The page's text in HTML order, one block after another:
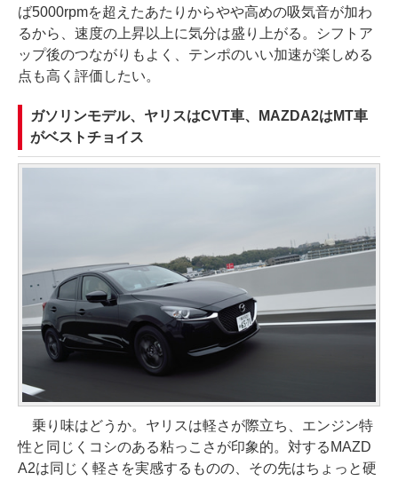
ば5000rpmを超えたあたりからやや高めの吸気音が加わ
るから、速度の上昇以上に気分は盛り上がる。シフトア
ップ後のつながりもよく、テンポのいい加速が楽しめる
点も高く評価したい。
ガソリンモデル、ヤリスはCVT車、MAZDA2はMT車
がベストチョイス
乗り味はどうか。ヤリスは軽さが際立ち、エンジン特
性と同じくコシのある粘っこさが印象的。対するMAZD
A2は同じく軽さを実感するものの、その先はちょっと硬